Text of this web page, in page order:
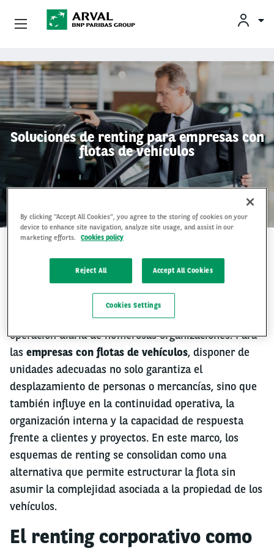
Pasar al contenido principal
Soluciones de renting para empresas con
flotas de vehículos
La movilidad corporativa cumple un rol central en la
operación diaria de numerosas organizaciones. Para
las empresas con flotas de vehículos, disponer de
unidades adecuadas no solo garantiza el
desplazamiento de personas o mercancías, sino que
también influye en la continuidad operativa, la
organización interna y la capacidad de respuesta
frente a clientes y proyectos. En este marco, los
esquemas de renting se consolidan como una
alternativa que permite estructurar la flota sin
asumir la complejidad asociada a la propiedad de los
vehículos.
El renting corporativo como
Empresas
Socios Estratégicos
Sobre Arval
Servicios Al Conductor
Vehículos Usados
By clicking “Accept All Cookies”, you agree to the storing of cookies on your
device to enhance site navigation, analyze site usage, and assist in our
marketing efforts.
Cookies policy
Reject All Accept All Cookies
Cookies Settings